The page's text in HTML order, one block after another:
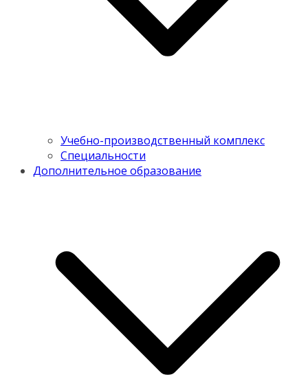
Учебно-производственный комплекс
Специальности
Дополнительное образование